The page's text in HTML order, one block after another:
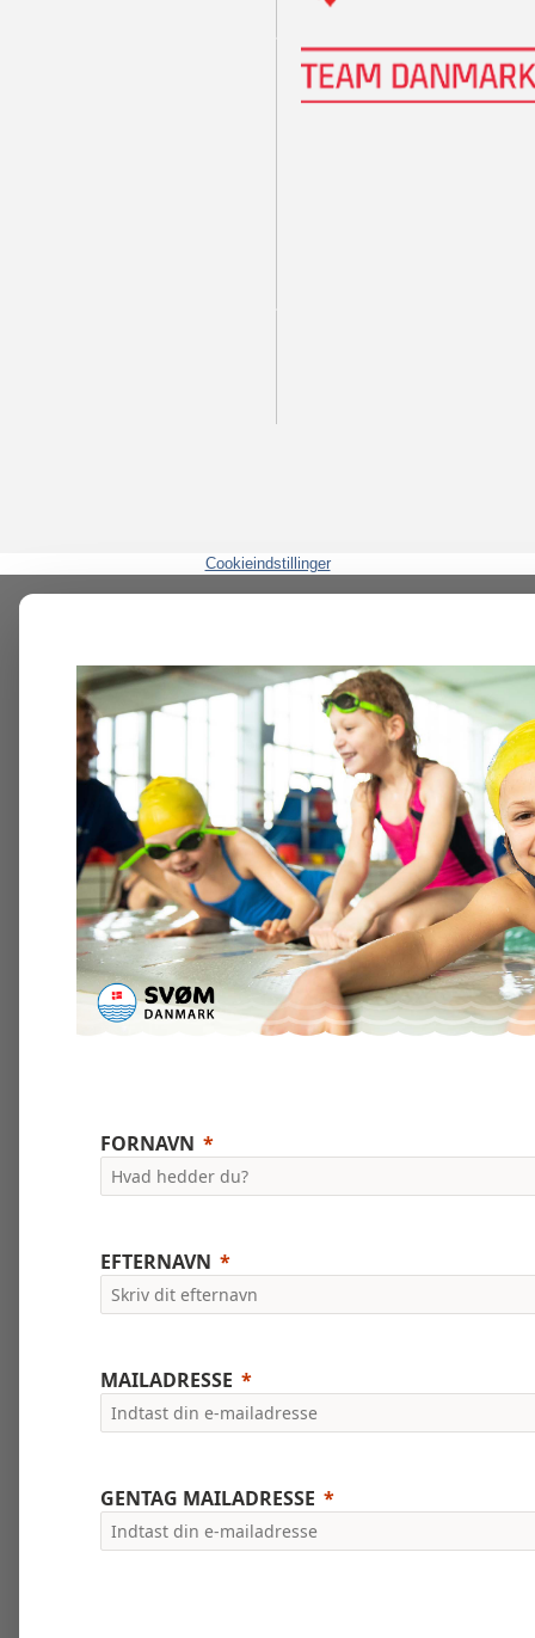
Cookieindstillinger
FORNAVN
EFTERNAVN
MAILADRESSE
GENTAG MAILADRESSE